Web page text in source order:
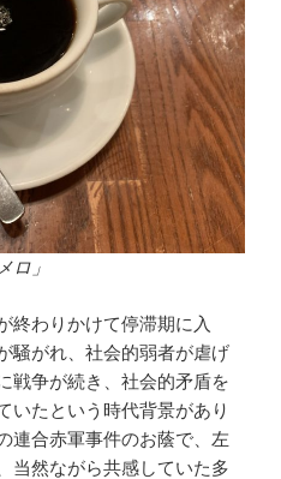
ロ」
わりかけて停滞期に入
騒がれ、社会的弱者が虐げ
戦争が続き、社会的矛盾を
いたという時代背景があり
連合赤軍事件のお蔭で、左
当然ながら共感していた多